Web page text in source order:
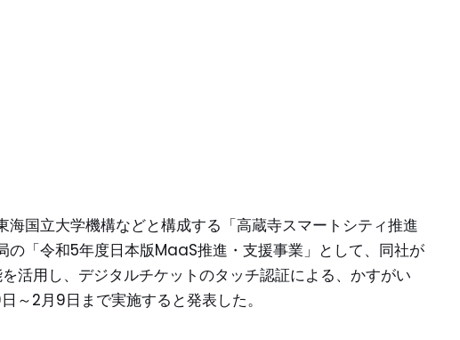
国立大学機構などと構成する「高蔵寺スマートシティ推進
の「令和5年度日本版MaaS推進・支援事業」として、同社が
活用し、デジタルチケットのタッチ認証による、かすがい
～2月9日まで実施すると発表した。